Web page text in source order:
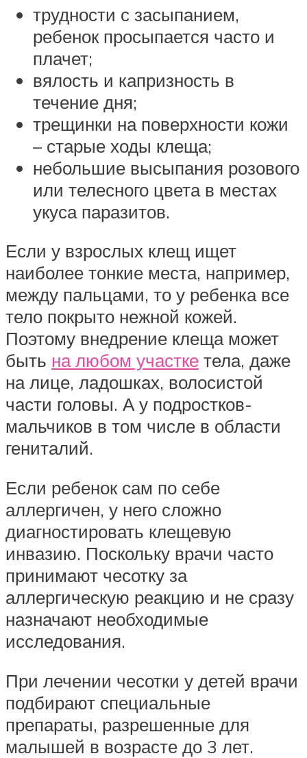
трудности с засыпанием,
ребенок просыпается часто и
плачет;
вялость и капризность в
течение дня;
трещинки на поверхности кожи
– старые ходы клеща;
небольшие высыпания розового
или телесного цвета в местах
укуса паразитов.
Если у взрослых клещ ищет
наиболее тонкие места, например,
между пальцами, то у ребенка все
тело покрыто нежной кожей.
Поэтому внедрение клеща может
быть на любом участке тела, даже
на лице, ладошках, волосистой
части головы. А у подростков-
мальчиков в том числе в области
гениталий.
Если ребенок сам по себе
аллергичен, у него сложно
диагностировать клещевую
инвазию. Поскольку врачи часто
принимают чесотку за
аллергическую реакцию и не сразу
назначают необходимые
исследования.
При лечении чесотки у детей врачи
подбирают специальные
препараты, разрешенные для
малышей в возрасте до 3 лет.